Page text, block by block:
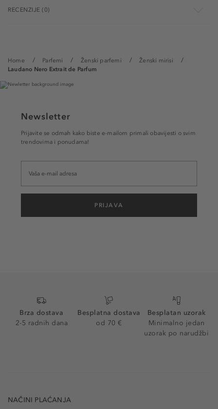
Home Parfemi Ženski parfemi
Ženski mirisi
Laudano Nero Extrait de Parfum
RECENZIJE (0)
Newsletter
Prijavite se odmah kako biste e-mailom primali obavijesti o svim
trendovima i ponudama!
PRIJAVA
Brza dostava
2-5 radnih dana
Besplatna dostava
od 70 €
Besplatan uzorak
Minimalno jedan
uzorak po narudžbi
NAČINI PLAĆANJA